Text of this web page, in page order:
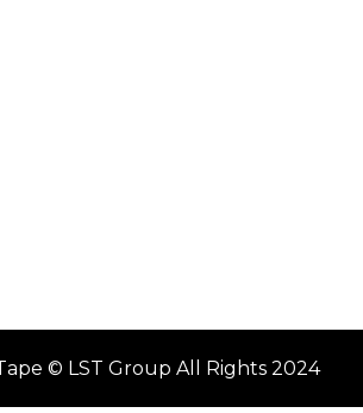
© LST Group All Rights 2024